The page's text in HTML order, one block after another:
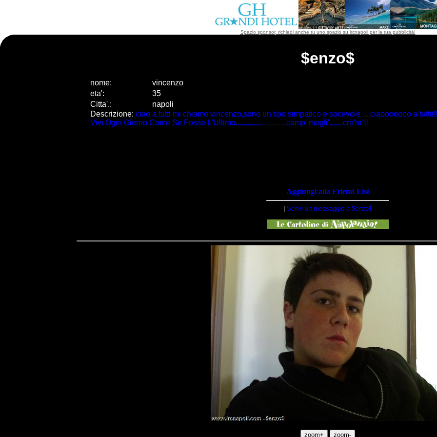
Spazio sponsor, richiedi anche tu uno spazio su ircnapoli per la tua pubblicità!
$enzo$
nome:
vincenzo
eta':
35
Citta'.:
napoli
Descrizione: ciao a tutti mi chiamo vincenzo,sono un tipo simpatico e socevole ....ciaooooooo a
Vivi Ogni Giorno Come Se Fosse L'Ultimo..........................camp' megli'.......crir'm'!!!
Aggiungi alla Friend List
Scrivi un messaggio a $enzo$